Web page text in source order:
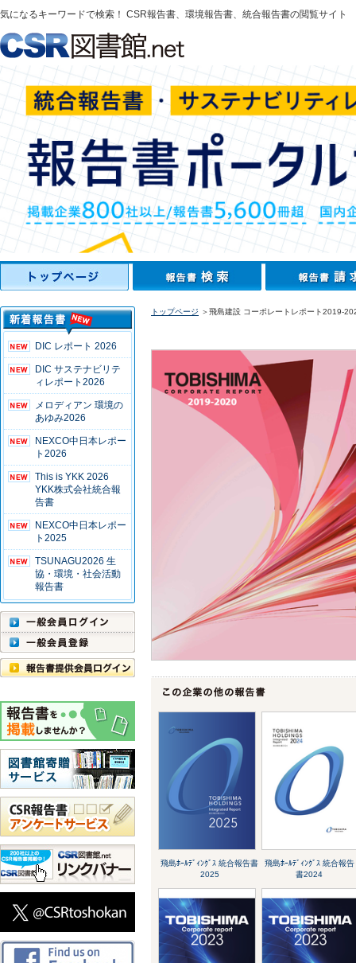
気になるキーワードで検索！ CSR報告書、環境報告書、統合報告書の閲覧サイト
DIC レポート 2026
DIC サステナビリテ
ィレポート2026
メロディアン 環境の
あゆみ2026
NEXCO中日本レポー
ト2026
This is YKK 2026
YKK株式会社統合報
告書
NEXCO中日本レポー
ト2025
TSUNAGU2026 生
協・環境・社会活動
報告書
トップページ ＞飛島建設 コーポレートレポート2019-
飛島ﾎｰﾙﾃﾞｨﾝｸﾞｽ 統合報告書
2025
飛島ﾎｰﾙﾃﾞｨﾝｸﾞｽ 統合報告
書2024